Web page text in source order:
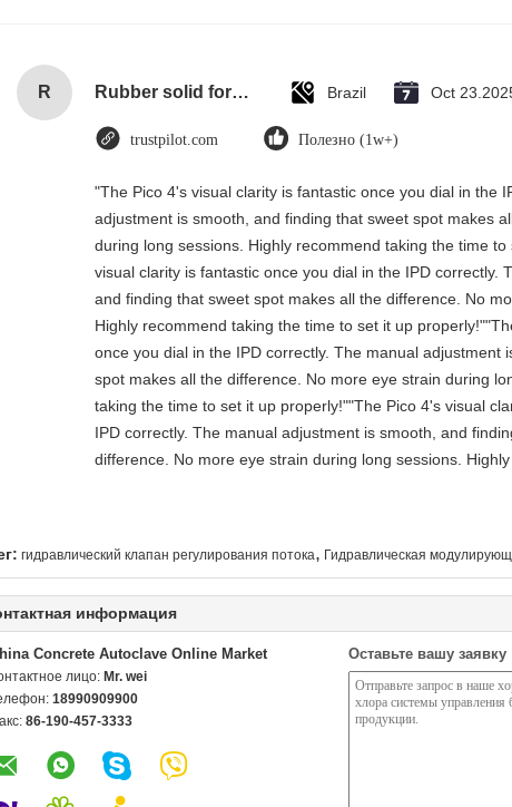
R Rubber solid forklift tires For material handling forklift Brazil Oct
trustpilot.com Полезно (1w+)
"The Pico 4's visual clarity is fantastic once you dial in the
adjustment is smooth, and finding that sweet spot makes
during long sessions. Highly recommend taking the time
visual clarity is fantastic once you dial in the IPD correctly.
and finding that sweet spot makes all the difference. No
Highly recommend taking the time to set it up
once you dial in the IPD correctly. The manual adjustment
spot makes all the difference. No more eye strain during
taking the time to set it up properly!""The Pico 4's visual
IPD correctly. The manual adjustment is smooth, and
difference. No more eye strain during long sessions.
гидравлический клапан регулирования потока, Гидравлическая
информация
Concrete Autoclave Online Market
лицо: Mr. wei
18990909900
86-190-457-3333
Оставьте вашу заявку